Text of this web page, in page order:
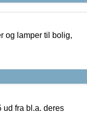
og lamper til bolig,
fra bl.a. deres